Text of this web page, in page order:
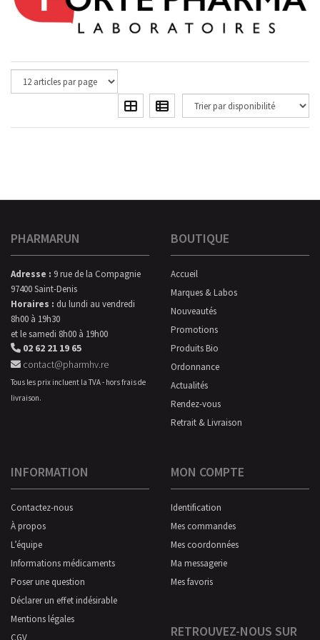
PHARMARUN
Adresse : 9 rue de la Compagnie
97400 Saint-Denis
Horaires : du lundi au vendredi
8h00 à 19h30
et le samedi 8h00 à 19h00
02 62 21 19 65
contact@pharmhv.re
Tous les prix incluent la TVA - hors frais de
livraison.
BOUTIQUE
Accueil
Marques & Labos
Nouveautés
Promotions
Produits Bio
Ordonnance
Actualités
Rendez-vous
Retrait & Livraison
INFORMATION
Contactez-nous
À propos
L’équipe
Informations médicaments
Poser une question
Déclarer un effet indésirable
Mentions légales
CGV
MON COMPTE
Identification
Mes commandes
Mes coordonnées
Ma messagerie
Mes favoris
RETROUVEZ-NOUS SUR